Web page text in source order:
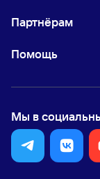
Партнёрам
Помощь
Мы в